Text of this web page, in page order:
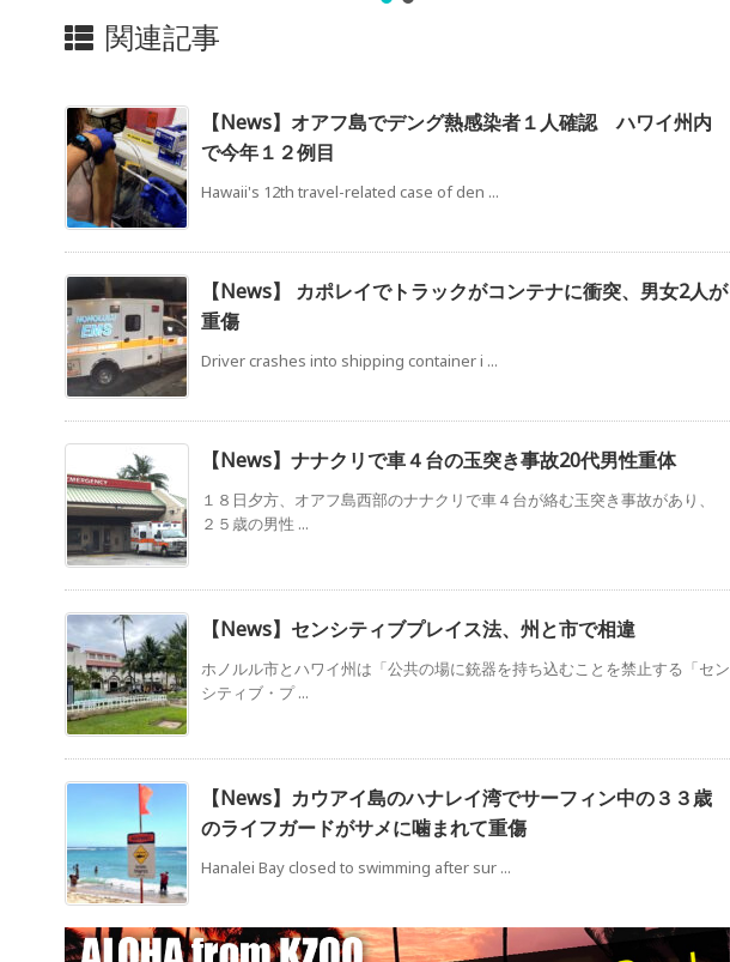
関連記事
【News】オアフ島でデング熱感染者１人確認 ハワイ州内
で今年１２例目
Hawaii's 12th travel-related case of den ...
【News】 カポレイでトラックがコンテナに衝突、男女2人が
重傷
Driver crashes into shipping container i ...
【News】ナナクリで車４台の玉突き事故20代男性重体
１８日夕方、オアフ島西部のナナクリで車４台が絡む玉突き事故があり、
２５歳の男性 ...
【News】センシティブプレイス法、州と市で相違
ホノルル市とハワイ州は「公共の場に銃器を持ち込むことを禁止する「セン
シティブ・プ ...
【News】カウアイ島のハナレイ湾でサーフィン中の３３歳
のライフガードがサメに噛まれて重傷
Hanalei Bay closed to swimming after sur ...